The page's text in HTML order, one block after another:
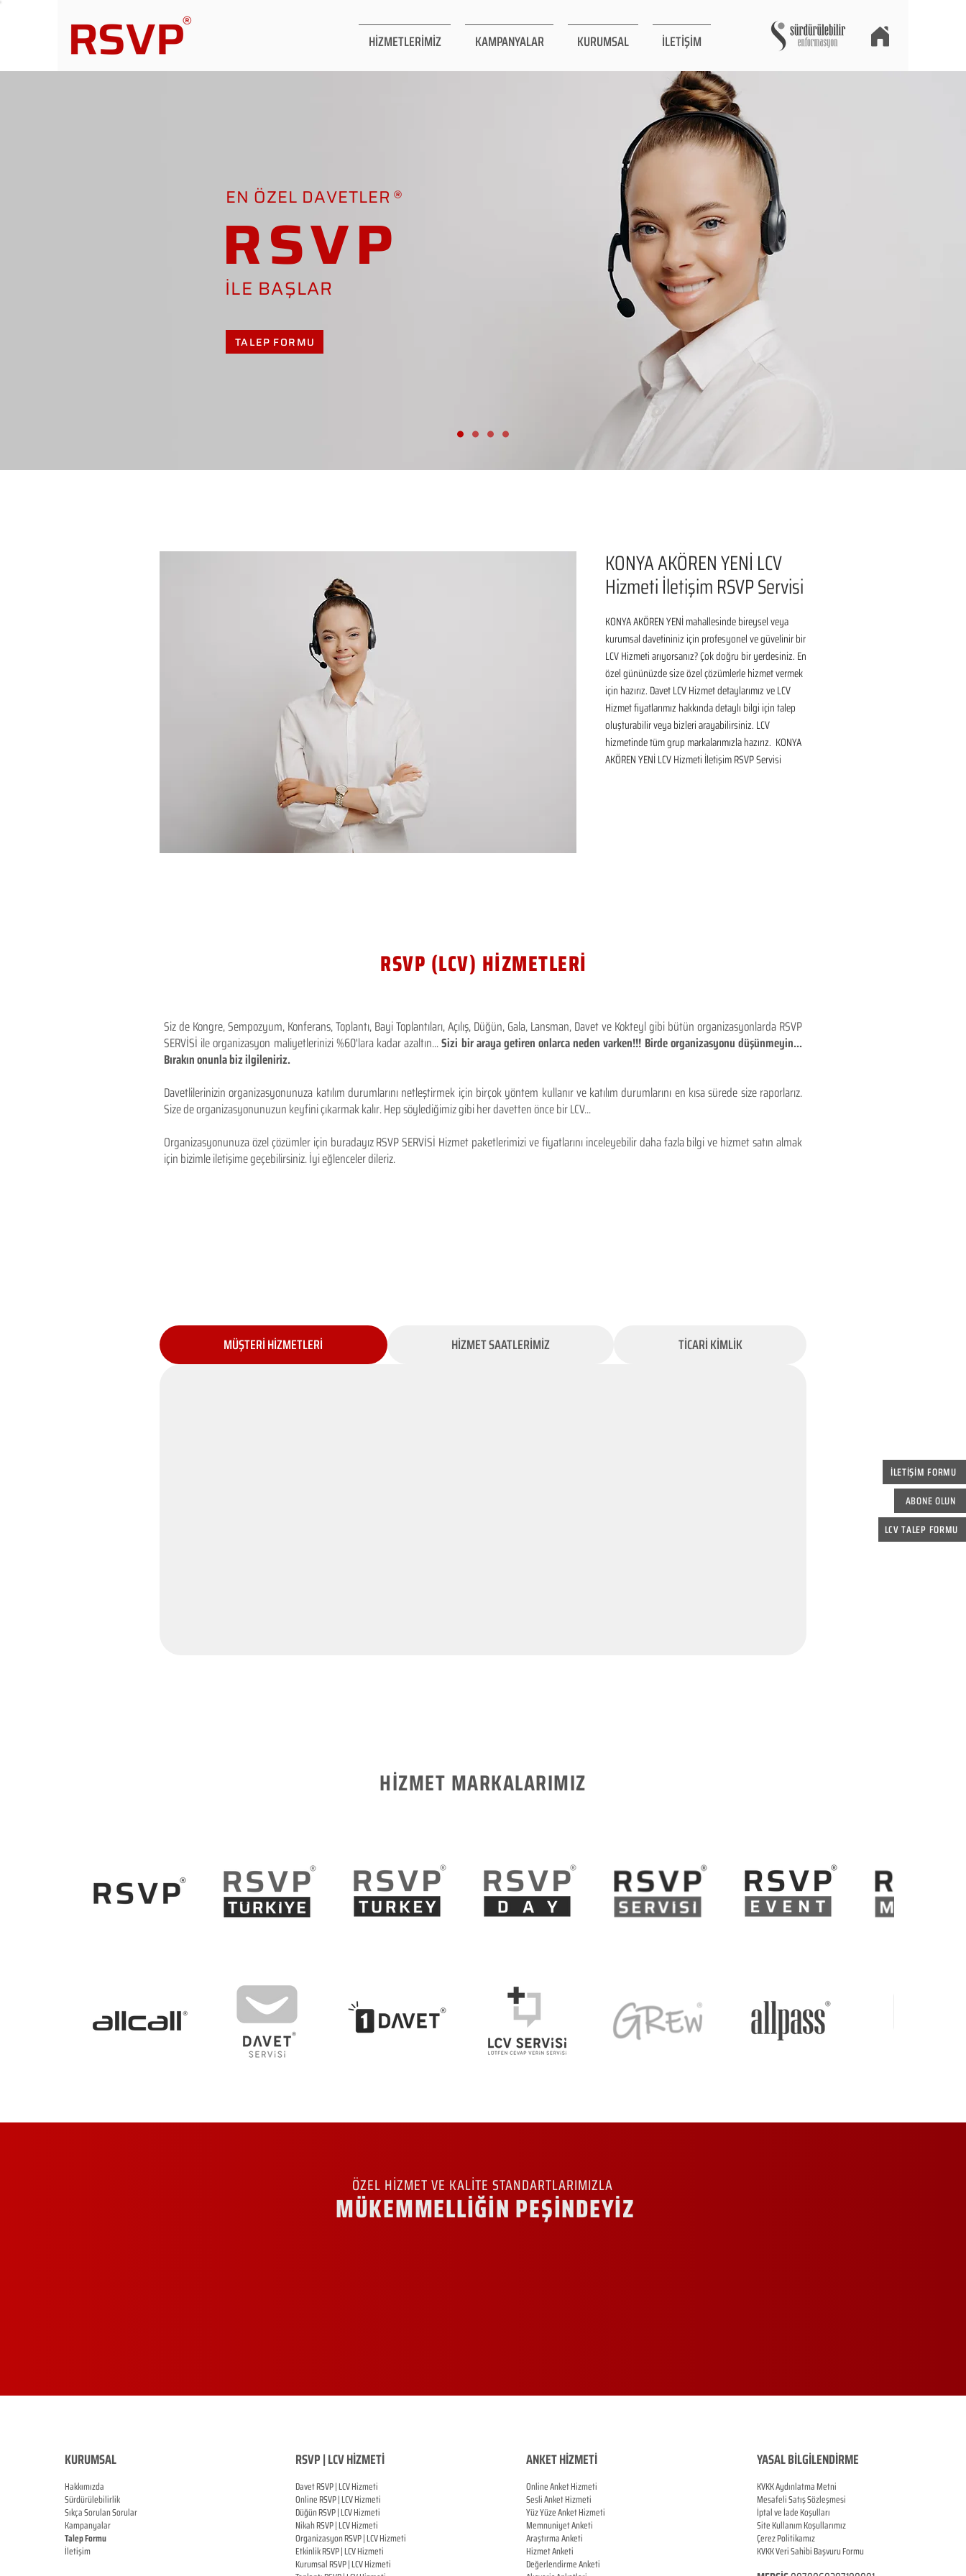
HİZMETLERİMİZ KAMPANYALAR KURUMSAL İLETİŞİM
İLETİŞİM FORMU
ABONE OLUN
LCV TALEP FORMU
EN ÖZEL DAVETLER
RSVP
İLE BAŞLAR
TALEP FORMU
KONYA AKÖREN YENİ LCV
Hizmeti İletişim RSVP Servisi
KONYA AKÖREN YENİ mahallesinde bireysel veya
kurumsal davetininiz için profesyonel ve güvelinir bir
LCV Hizmeti arıyorsanız? Çok doğru bir yerdesiniz. En
özel gününüzde size özel çözümlerle hizmet vermek
için hazırız. Davet LCV Hizmet detaylarımız ve LCV
Hizmet fiyatlarımız hakkında detaylı bilgi için talep
oluşturabilir veya bizleri arayabilirsiniz. LCV
hizmetinde tüm grup markalarımızla hazırız.  KONYA
AKÖREN YENİ LCV Hizmeti İletişim RSVP Servisi
RSVP (LCV) HİZMETLERİ
Siz de Kongre, Sempozyum, Konferans, Toplantı, Bayi Toplantıları, Açılış, Düğün, Gala, Lansman, Davet ve Kokteyl gibi bütün organizasyonlarda RSVP
SERVİSİ ile organizasyon maliyetlerinizi %60'lara kadar azaltın...Sizi bir araya getiren onlarca neden varken!!! Birde organizasyonu düşünmeyin...
Bırakın onunla biz ilgileniriz.
Davetlilerinizin organizasyonunuza katılım durumlarını netleştirmek için birçok yöntem kullanır ve katılım durumlarını en kısa sürede size raporlarız.
Size de organizasyonunuzun keyfini çıkarmak kalır. Hep söylediğimiz gibi her davetten önce bir LCV...
Organizasyonunuza özel çözümler için buradayız RSVP SERVİSİ Hizmet paketlerimizi ve fiyatlarını inceleyebilir daha fazla bilgi ve hizmet satın almak
için bizimle iletişime geçebilirsiniz. İyi eğlenceler dileriz.
MÜŞTERİ HİZMETLERİ HİZMET SAATLERİMİZ TİCARİ KİMLİK
HİZMET MARKALARIMIZ
ÖZEL HİZMET VE KALİTE STANDARTLARIMIZLA
MÜKEMMELLİĞİN PEŞİNDEYİZ
KURUMSAL
Hakkımızda
Sürdürülebilirlik
Sıkça Sorulan Sorular
Kampanyalar
Talep Formu
İletişim
RSVP | LCV HİZMETİ
Davet RSVP | LCV Hizmeti
OnlineRSVP |LCV Hizmeti
DüğünRSVP |LCV Hizmeti
NikahRSVP |LCV Hizmeti
OrganizasyonRSVP |LCV Hizmeti
EtkinlikRSVP |LCV Hizmeti
KurumsalRSVP |LCV Hizmeti
ANKET HİZMETİ
Online Anket Hizmeti
Sesli Anket Hizmeti
Yüz Yüze Anket Hizmeti
Memnuniyet Anketi
Araştırma Anketi
Hizmet Anketi
Değerlendirme Anketi
YASAL BİLGİLENDİRME
KVKK Aydınlatma Metni
Mesafeli Satış Sözleşmesi
İptal ve İade Koşulları
Site Kullanım Koşullarımız
Çerez Politikamız
KVKK Veri Sahibi Başvuru Formu